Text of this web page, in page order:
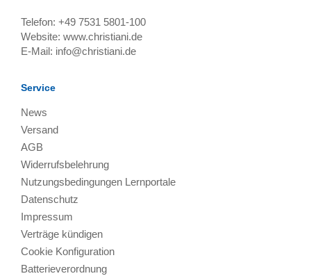
Telefon: +49 7531 5801-100
Website: www.christiani.de
E-Mail: info@christiani.de
Service
News
Versand
AGB
Widerrufsbelehrung
Nutzungsbedingungen Lernportale
Datenschutz
Impressum
Verträge kündigen
Cookie Konfiguration
Batterieverordnung